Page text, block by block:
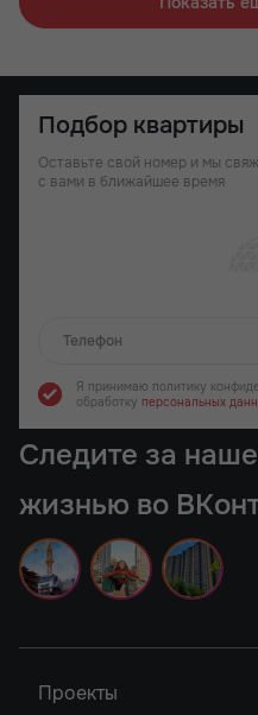
Подбор квартиры
Оставьте свой номер и мы
с вами в ближайшее время
Я принимаю политику
обработку персональных
Следите за
жизнью во
Проекты